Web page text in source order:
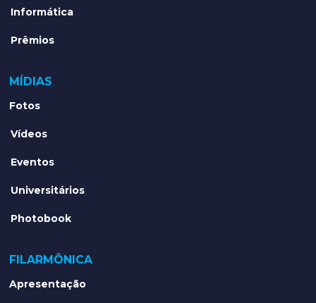
Informática
Prêmios
MÍDIAS
Fotos
Vídeos
Eventos
Universitários
Photobook
FILARMÔNICA
Apresentação